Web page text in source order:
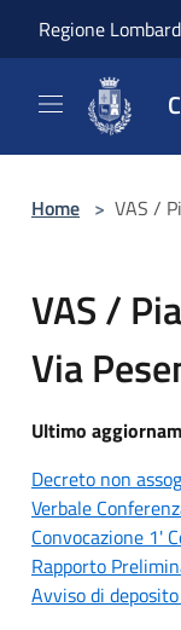
Regione
Home > VAS /
VAS /
Via
Ultimo
Decreto non
Verbale
Convocazione 1'
Rapporto
Avviso di